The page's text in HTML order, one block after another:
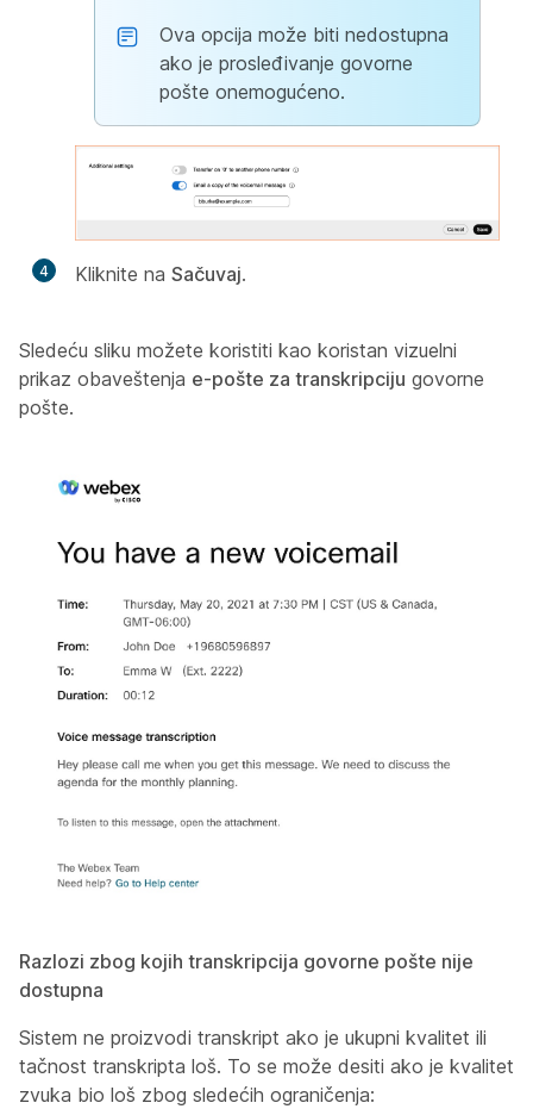
Ova opcija može biti nedostupna
ako je prosleđivanje govorne
pošte onemogućeno.
4 Kliknite na Sačuvaj.
Sledeću sliku možete koristiti kao koristan vizuelni
prikaz obaveštenja e-pošte za transkripciju govorne
pošte.
Razlozi zbog kojih transkripcija govorne pošte nije
dostupna
Sistem ne proizvodi transkript ako je ukupni kvalitet ili
tačnost transkripta loš. To se može desiti ako je kvalitet
zvuka bio loš zbog sledećih ograničenja: